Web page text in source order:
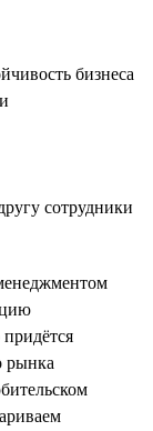
бизнеса
сотрудники
придётся
рынка